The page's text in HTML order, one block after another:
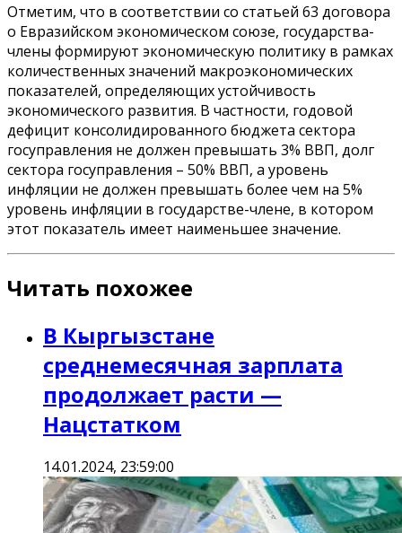
Отметим, что в соответствии со статьей 63 договора
о Евразийском экономическом союзе, государства-
члены формируют экономическую политику в рамках
количественных значений макроэкономических
показателей, определяющих устойчивость
экономического развития. В частности, годовой
дефицит консолидированного бюджета сектора
госуправления не должен превышать 3% ВВП, долг
сектора госуправления – 50% ВВП, а уровень
инфляции не должен превышать более чем на 5%
уровень инфляции в государстве-члене, в котором
этот показатель имеет наименьшее значение.
Читать похожее
В Кыргызстане
среднемесячная зарплата
продолжает расти —
Нацстатком
14.01.2024, 23:59:00